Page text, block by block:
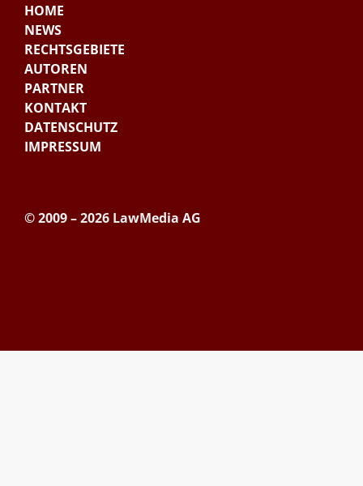
HOME
NEWS
RECHTSGEBIETE
AUTOREN
PARTNER
KONTAKT
DATENSCHUTZ
IMPRESSUM
© 2009 – 2026 LawMedia AG